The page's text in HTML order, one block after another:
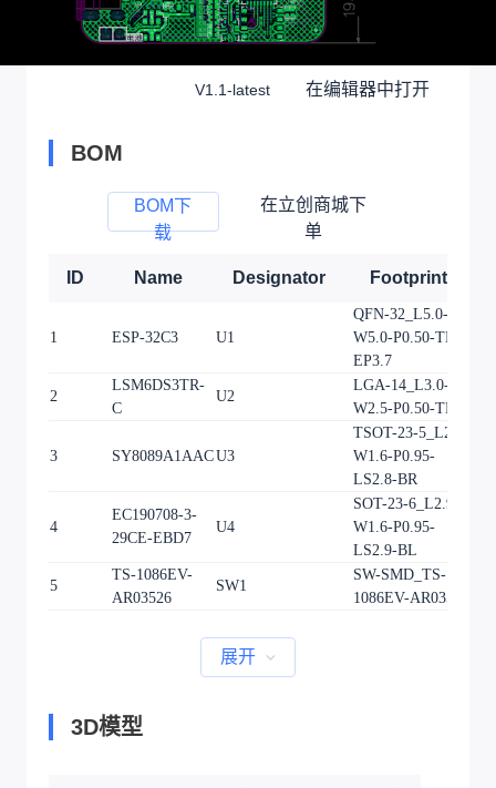
V1.1-latest 在编辑器中打开
BOM
BOM下
载
在立创商城下
单
ID Name Designator Footprint
1 ESP-32C3 U1
QFN-32_L5.0-
W5.0-P0.50-TL-
EP3.7
2
LSM6DS3TR-
C
U2
LGA-14_L3.0-
W2.5-P0.50-TL
3 SY8089A1AACU3
TSOT-23-5_L2.9-
W1.6-P0.95-
LS2.8-BR
4
EC190708-3-
29CE-EBD7
U4
SOT-23-6_L2.9-
W1.6-P0.95-
LS2.9-BL
5
TS-1086EV-
AR03526
SW1
SW-SMD_TS-
1086EV-AR03526
展开
3D模型